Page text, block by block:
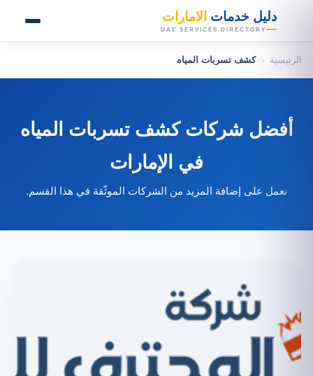
دليل خدمات الامارات
UAE SERVICES DIRECTORY
الرئيسية ‹ كشف تسربات المياه
أفضل شركات كشف تسربات المياه
في الإمارات
نعمل على إضافة المزيد من الشركات الموثّقة في هذا القسم.